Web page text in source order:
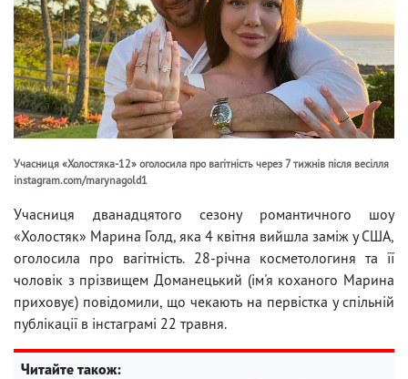
Учасниця «Холостяка-12» оголосила про вагітність через 7 тижнів після весілля
instagram.com/marynagold1
Учасниця дванадцятого сезону романтичного шоу
«Холостяк» Марина Голд, яка 4 квітня вийшла заміж у США,
оголосила про вагітність. 28-річна косметологиня та її
чоловік з прізвищем Доманецький (ім'я коханого Марина
приховує) повідомили, що чекають на первістка у спільній
публікації в інстаграмі 22 травня.
Читайте також: